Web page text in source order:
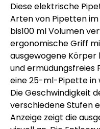
Diese elektrische
Arten von Pipetten
bis100 ml Volumen
ergonomische Griff
ausgewogene
und ermüdungsfreies
eine 25-ml-Pipette in
Die Geschwindigkeit
verschiedene Stufen
Anzeige zeigt die